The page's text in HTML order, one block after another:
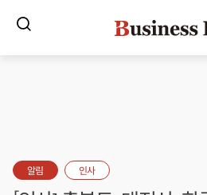
알림 인사